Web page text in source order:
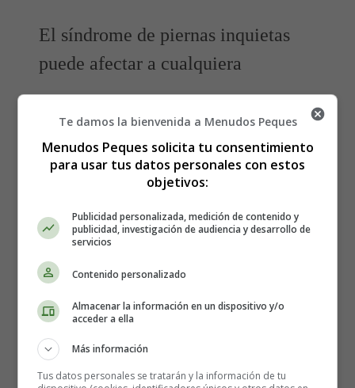
El síndrome de piernas inquietas
puede afectar a cualquiera
El síndrome de piernas inquietas puede afectar a personas
de cualquier edad, pero ciertos grupos de personas
tienden a ser más susceptibles, que incluyen:
Personas de mediana edad y ancianos.
Aquellos con un padre que experimentado SPI (lo
que sugiere un vínculo genético).
trastorno periódico del movimiento de las
Personas que toman medicamentos antidepresivos.
Trastorno periódico del movimiento
Te damos la bienvenida a Menudos Peques
Menudos Peques solicita tu consentimiento
para usar tus datos personales con estos
objetivos:
Publicidad personalizada, medición de contenido y
publicidad, investigación de audiencia y desarrollo de
servicios
Contenido personalizado
Almacenar la información en un dispositivo y/o
acceder a ella
Más información
Tus datos personales se tratarán y la información de tu